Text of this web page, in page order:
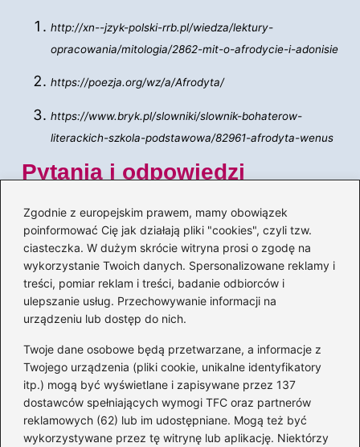
Zgodnie z europejskim prawem, mamy obowiązek
poinformować Cię jak działają pliki "cookies", czyli tzw.
ciasteczka. W dużym skrócie witryna prosi o zgodę na
wykorzystanie Twoich danych. Spersonalizowane reklamy i
treści, pomiar reklam i treści, badanie odbiorców i
ulepszanie usług. Przechowywanie informacji na
urządzeniu lub dostęp do nich.
Twoje dane osobowe będą przetwarzane, a informacje z
Twojego urządzenia (pliki cookie, unikalne identyfikatory
itp.) mogą być wyświetlane i zapisywane przez 137
dostawców spełniających wymogi TFC oraz partnerów
reklamowych (62) lub im udostępniane. Mogą też być
wykorzystywane przez tę witrynę lub aplikację. Niektórzy
http://xn--jzyk-polski-rrb.pl/wiedza/lektury-
opracowania/mitologia/2862-mit-o-afrodycie-i-adonisie
https://poezja.org/wz/a/Afrodyta/
https://www.bryk.pl/slowniki/slownik-bohaterow-
literackich-szkola-podstawowa/82961-afrodyta-wenus
Pytania i odpowiedzi
mitologii greckiej?
Afrodyta według Hezjoda wyłoniła się z piany
morskiej u brzegów Cypru, co nadaje jej
narodzinom niezwykły i spektakularny
charakter. Można ją postrzegać jako młodą
dziewczynę stworzona do podboju serc
zarówno bogów, jak i ludzi.
Jakie tragiczne wydarzenie miało miejsce w
życiu Afrodyty związane z Adonisem?